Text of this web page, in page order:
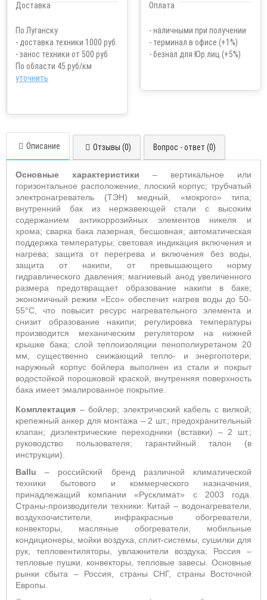
По Луганску
- доставка техники 1000 руб.
- занос техники от 500 руб
По области 45 руб/км
уточнить
- наличными при получении
- терминал в офисе (+1%)
- безнал для Юр.лиц (+5%)
Описание Отзывы (0) Вопрос - ответ (0)
Основные характеристики – вертикальное или
горизонтальное расположение, плоский корпус; трубчатый
электронагреватель (ТЭН) медный, «мокрого» типа;
внутренний бак из нержавеющей стали с высоким
содержанием антикоррозийных элементов никеля и
хрома; сварка бакалазерная, бесшовная; автоматическая
поддержка температуры; световая индикация включения и
нагрева; защита от перегрева и включения без воды,
защита от накипи, от превышающего норму
гидравлического давления; магниевый анод увеличенного
размера предотвращает образование накипи в баке;
экономичный режим «Eco» обеспечит нагрев воды до 50-
55°С, что повысит ресурс нагревательного элемента и
снизит образование накипи; регулировка температуры
производится механическим регулятором на нижней
крышке бака; слой теплоизоляции пенополиуретаном 20
мм, существенно снижающий тепло- и энергопотери;
наружный корпус бойлера выполнен из стали и покрыт
водостойкой порошковой краской, внутренняя поверхность
бака имеет эмалированное покрытие.
Комплектация – бойлер; электрический кабель с вилкой;
крепежный анкер для монтажа – 2 шт.; предохранительный
клапан; диэлектрические переходники (вставки) – 2 шт.;
руководство пользователя; гарантийный талон (в
инструкции).
Ballu – российский бренд различной климатической
техники бытового и коммерческого назначения,
принадлежащий компании «Русклимат» с 2003 года.
Страны-производители техники: Китай – водонагреватели,
воздухоочистители, инфракрасные обогреватели,
конвекторы, масляные обогреватели, мобильные
кондиционеры, мойки воздуха, сплит-системы, сушилки для
рук, тепловентиляторы, увлажнители воздуха; Россия –
тепловые пушки, конвекторы, тепловые завесы. Основные
рынки сбыта – Россия, страны СНГ, страны Восточной
Европы.